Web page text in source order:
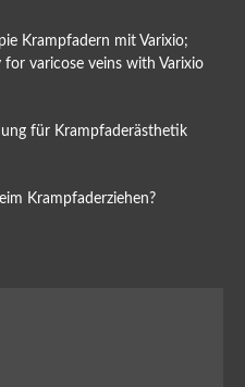
Krampfadern mit Varixio;
varicose veins with Varixio
für Krampfaderästhetik
Krampfaderziehen?